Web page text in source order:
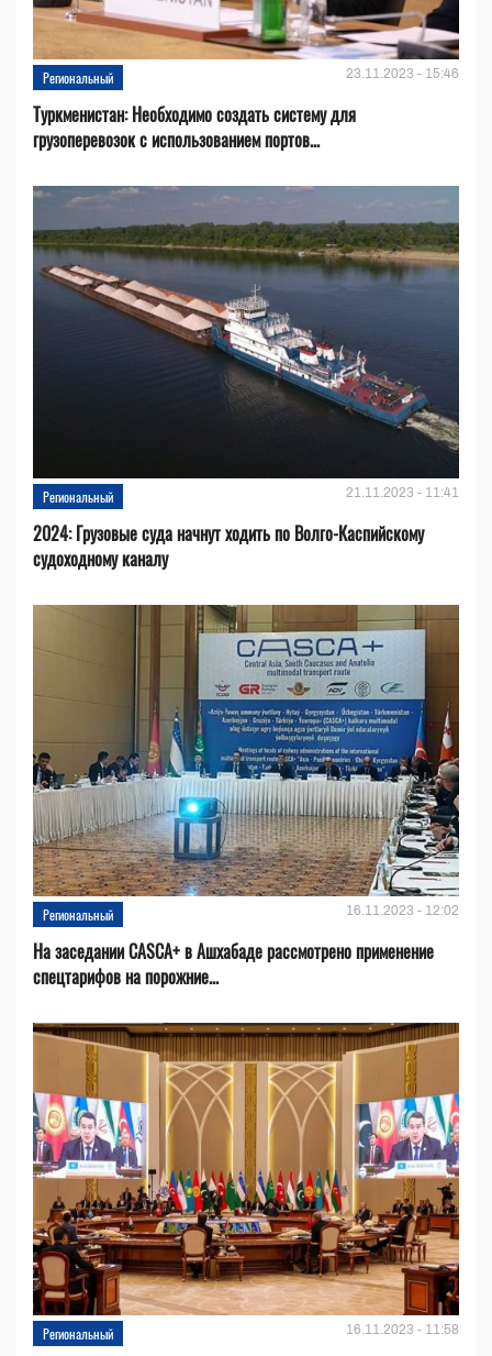
Региональный 23.11.2023 - 15:46
Туркменистан: Необходимо создать систему для
грузоперевозок с использованием портов...
Региональный 21.11.2023 - 11:41
2024: Грузовые суда начнут ходить по Волго-Каспийскому
судоходному каналу
Региональный 16.11.2023 - 12:02
На заседании CASCA+ в Ашхабаде рассмотрено применение
спецтарифов на порожние...
Региональный 16.11.2023 - 11:58